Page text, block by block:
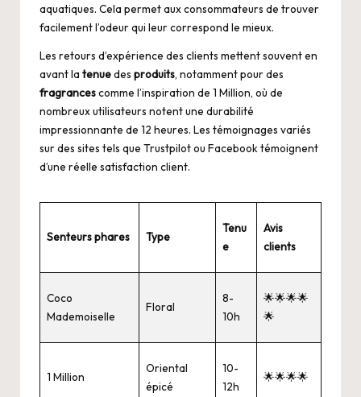
aquatiques. Cela permet aux consommateurs de trouver
facilement l’odeur qui leur correspond le mieux.
Les retours d’expérience des clients mettent souvent en
avant la tenuedes produits, notamment pour des
fragrancescomme l’inspiration de 1 Million, où de
nombreux utilisateurs notent une durabilité
impressionnante de 12 heures. Les témoignages variés
sur des sites tels que Trustpilot ou Facebook témoignent
d’une réelle satisfaction client.
Senteurs phares Type
Tenu
e
Avis
clients
Coco
Mademoiselle
Floral
8-
10h
🌟🌟🌟🌟
🌟
1 Million
Oriental
épicé
10-
12h
🌟🌟🌟🌟